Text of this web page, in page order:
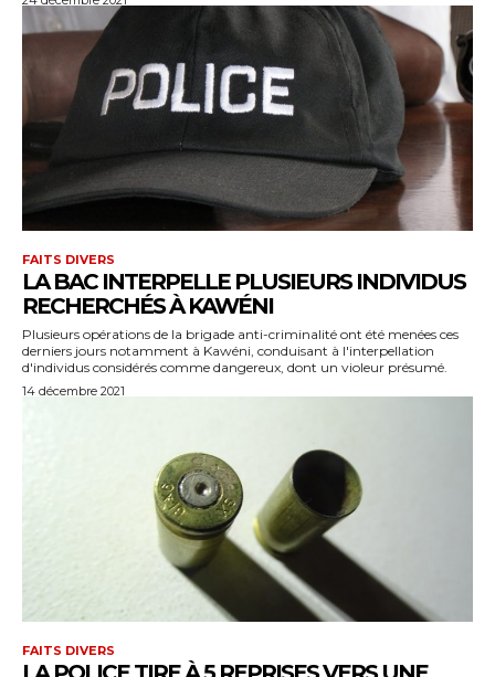
FAITS DIVERS
LA BAC INTERPELLE PLUSIEURS INDIVIDUS
RECHERCHÉS À KAWÉNI
Plusieurs opérations de la brigade anti-criminalité ont été menées ces
derniers jours notamment à Kawéni, conduisant à l'interpellation
d'individus considérés comme dangereux, dont un violeur présumé.
14 décembre 2021
FAITS DIVERS